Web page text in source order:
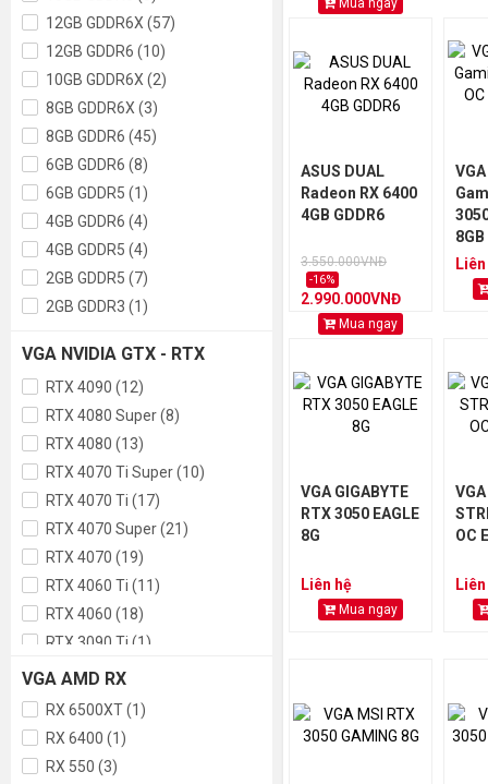
12GB GDDR6X (57)
12GB GDDR6 (10)
10GB GDDR6X (2)
8GB GDDR6X (3)
8GB GDDR6 (45)
6GB GDDR6 (8)
6GB GDDR5 (1)
4GB GDDR6 (4)
4GB GDDR5 (4)
2GB GDDR5 (7)
2GB GDDR3 (1)
VGA NVIDIA GTX - RTX
RTX 4090 (12)
RTX 4080 Super (8)
RTX 4080 (13)
RTX 4070 Ti Super (10)
RTX 4070 Ti (17)
RTX 4070 Super (21)
RTX 4070 (19)
RTX 4060 Ti (11)
RTX 4060 (18)
RTX 3090 Ti (1)
RTX 3090 (1)
RTX 3080 Ti (3)
RTX 3080 (2)
RTX 3070 Ti (4)
VGA AMD RX
RX 6500XT (1)
RX 6400 (1)
RX 550 (3)
Mua ngay
ASUS DUAL
Radeon RX 6400
4GB GDDR6
3.550.000VNĐ
-16%
2.990.000VNĐ
Mua ngay
VGA GIGABYTE
RTX 3050 EAGLE
8G
Liên hệ
Mua ngay
OC